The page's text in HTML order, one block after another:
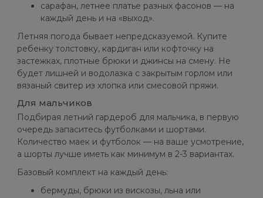
сарафан, летнее платье разных фасонов — на
каждый день и на «выход».
Летняя погода бывает непредсказуемой. Купите
ребенку толстовку, кардиган или кофточку на
застежках, плотные брюки и джинсы на смену. Не
будет лишней и водолазка с закрытым горлом или
вязаный свитер из хлопка или смесовой пряжи.
Для мальчиков
Подбирая летний гардероб для мальчика, в первую
очередь запаситесь футболками и шортами.
Количество маек и футболок — на ваше усмотрение,
а шорты лучше иметь как минимум в 2-3 вариантах.
Базовый комплект на каждый день:
бермуды, брюки из вискозы, льна или